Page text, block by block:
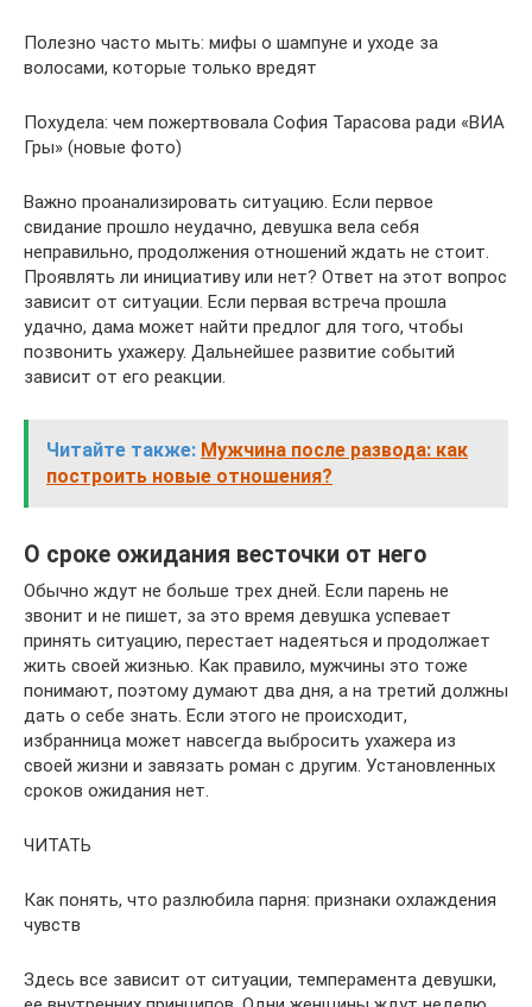
Полезно часто мыть: мифы о шампуне и уходе за
волосами, которые только вредят
Похудела: чем пожертвовала София Тарасова ради «ВИА
Гры» (новые фото)
Важно проанализировать ситуацию. Если первое
свидание прошло неудачно, девушка вела себя
неправильно, продолжения отношений ждать не стоит.
Проявлять ли инициативу или нет? Ответ на этот вопрос
зависит от ситуации. Если первая встреча прошла
удачно, дама может найти предлог для того, чтобы
позвонить ухажеру. Дальнейшее развитие событий
зависит от его реакции.
Читайте также: Мужчина после развода: как
построить новые отношения?
О сроке ожидания весточки от него
Обычно ждут не больше трех дней. Если парень не
звонит и не пишет, за это время девушка успевает
принять ситуацию, перестает надеяться и продолжает
жить своей жизнью. Как правило, мужчины это тоже
понимают, поэтому думают два дня, а на третий должны
дать о себе знать. Если этого не происходит,
избранница может навсегда выбросить ухажера из
своей жизни и завязать роман с другим. Установленных
сроков ожидания нет.
ЧИТАТЬ
Как понять, что разлюбила парня: признаки охлаждения
чувств
Здесь все зависит от ситуации, темперамента девушки,